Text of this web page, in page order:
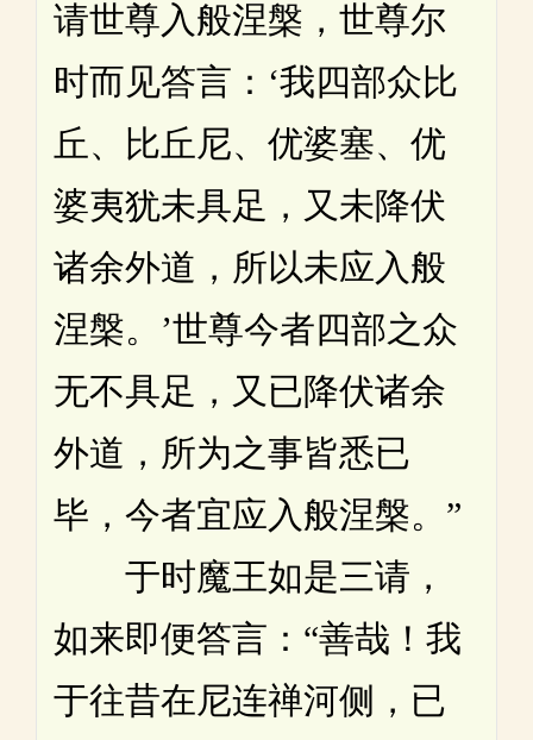
请世尊入般涅槃，世尊尔
时而见答言：‘我四部众比
丘、比丘尼、优婆塞、优
婆夷犹未具足，又未降伏
诸余外道，所以未应入般
涅槃。’世尊今者四部之众
无不具足，又已降伏诸余
外道，所为之事皆悉已
毕，今者宜应入般涅槃。”
于时魔王如是三请，
如来即便答言：“善哉！我
于往昔在尼连禅河侧，已